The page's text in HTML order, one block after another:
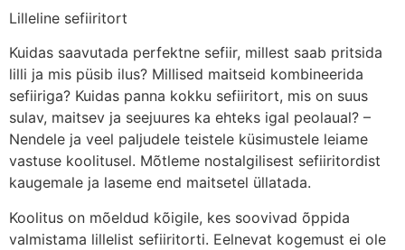
Lilleline sefiiritort
Kuidas saavutada perfektne sefiir, millest saab pritsida
lilli ja mis püsib ilus? Millised maitseid kombineerida
sefiiriga? Kuidas panna kokku sefiiritort, mis on suus
sulav, maitsev ja seejuures ka ehteks igal peolaual? –
Nendele ja veel paljudele teistele küsimustele leiame
vastuse koolitusel. Mõtleme nostalgilisest sefiiritordist
kaugemale ja laseme end maitsetel üllatada.
Koolitus on mõeldud kõigile, kes soovivad õppida
valmistama lillelist sefiiritorti. Eelnevat kogemust ei ole